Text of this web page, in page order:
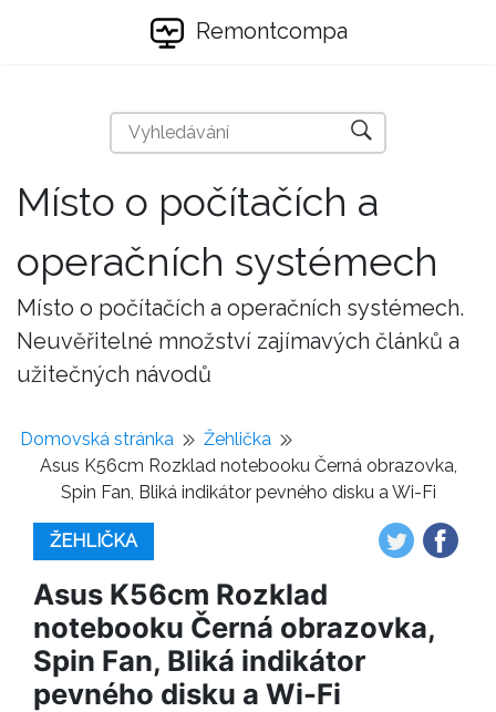
Remontcompa
Místo o počítačích a
operačních systémech
Místo o počítačích a operačních systémech.
Neuvěřitelné množství zajímavých článků a
užitečných návodů
Domovská stránka
Žehlička
Asus K56cm Rozklad notebooku Černá obrazovka,
Spin Fan, Bliká indikátor pevného disku a Wi-Fi
ŽEHLIČKA
Asus K56cm Rozklad
notebooku Černá obrazovka,
Spin Fan, Bliká indikátor
pevného disku a Wi-Fi